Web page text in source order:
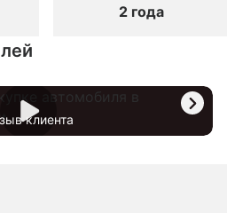
2 года
клиента